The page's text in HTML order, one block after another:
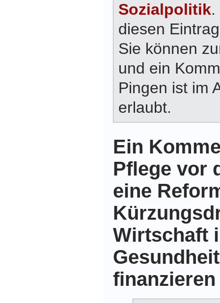
Sozialpolitik
diesen
Sie können
und ein
Pingen ist im
erlaubt.
Ein
Pflege vor
eine
Wirtschaft